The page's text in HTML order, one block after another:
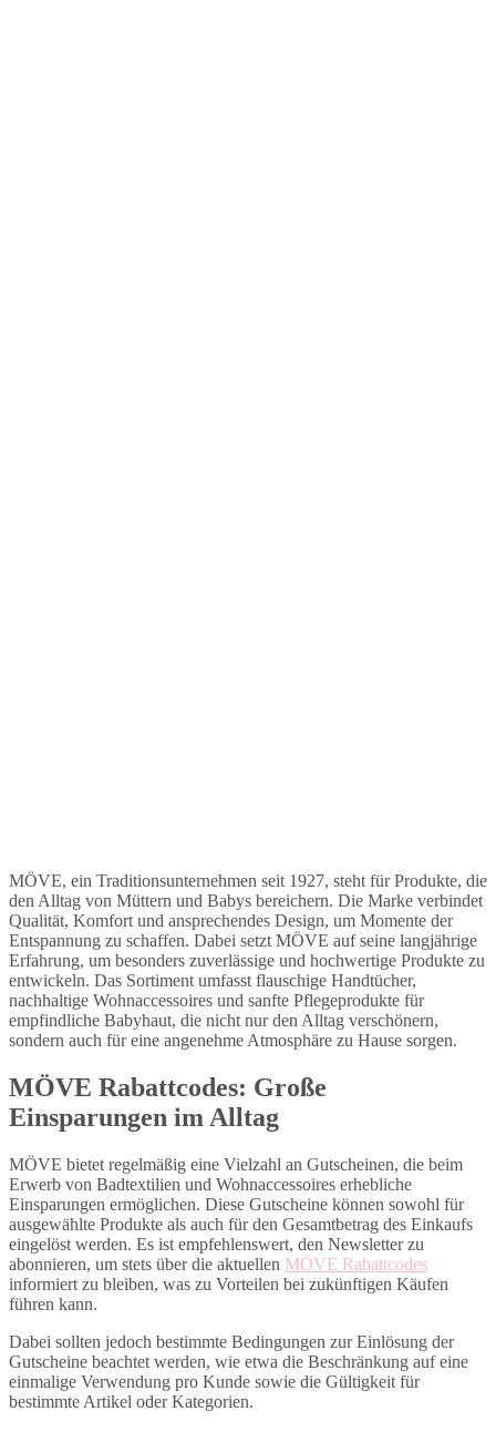
MÖVE, ein Traditionsunternehmen seit 1927, steht für Produkte, die
den Alltag von Müttern und Babys bereichern. Die Marke verbindet
Qualität, Komfort und ansprechendes Design, um Momente der
Entspannung zu schaffen. Dabei setzt MÖVE auf seine langjährige
Erfahrung, um besonders zuverlässige und hochwertige Produkte zu
entwickeln. Das Sortiment umfasst flauschige Handtücher,
nachhaltige Wohnaccessoires und sanfte Pflegeprodukte für
empfindliche Babyhaut, die nicht nur den Alltag verschönern,
sondern auch für eine angenehme Atmosphäre zu Hause sorgen.
MÖVE Rabattcodes: Große
Einsparungen im Alltag
MÖVE bietet regelmäßig eine Vielzahl an Gutscheinen, die beim
Erwerb von Badtextilien und Wohnaccessoires erhebliche
Einsparungen ermöglichen. Diese Gutscheine können sowohl für
ausgewählte Produkte als auch für den Gesamtbetrag des Einkaufs
eingelöst werden. Es ist empfehlenswert, den Newsletter zu
abonnieren, um stets über die aktuellen MÖVE Rabattcodes
informiert zu bleiben, was zu Vorteilen bei zukünftigen Käufen
führen kann.
Dabei sollten jedoch bestimmte Bedingungen zur Einlösung der
Gutscheine beachtet werden, wie etwa die Beschränkung auf eine
einmalige Verwendung pro Kunde sowie die Gültigkeit für
bestimmte Artikel oder Kategorien.